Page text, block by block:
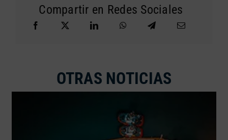
Compartir en Redes Sociales
OTRAS NOTICIAS